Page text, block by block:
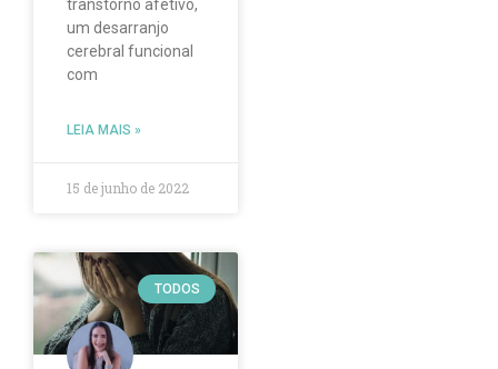
transtorno afetivo,
um desarranjo
cerebral funcional
com
LEIA MAIS »
15 de junho de 2022
TODOS